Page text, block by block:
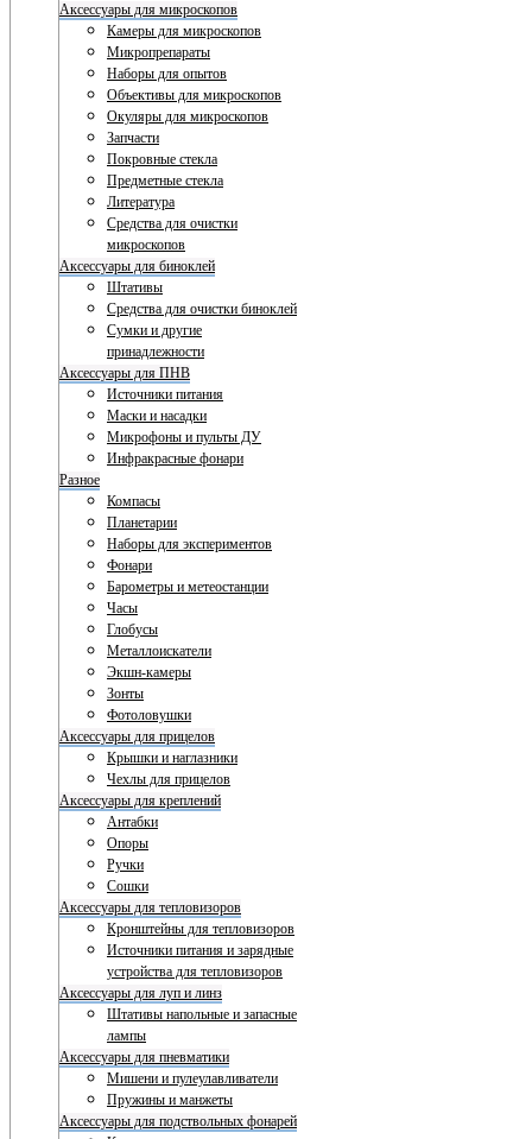
Аксессуары для микроскопов
Камеры для микроскопов
Микропрепараты
Наборы для опытов
Объективы для микроскопов
Окуляры для микроскопов
Запчасти
Покровные стекла
Предметные стекла
Литература
Средства для очистки
микроскопов
Аксессуары для биноклей
Штативы
Средства для очистки биноклей
Сумки и другие
принадлежности
Аксессуары для ПНВ
Источники питания
Маски и насадки
Микрофоны и пульты ДУ
Инфракрасные фонари
Разное
Компасы
Планетарии
Наборы для экспериментов
Фонари
Барометры и метеостанции
Часы
Глобусы
Металлоискатели
Экшн-камеры
Зонты
Фотоловушки
Аксессуары для прицелов
Крышки и наглазники
Чехлы для прицелов
Аксессуары для креплений
Антабки
Опоры
Ручки
Сошки
Аксессуары для тепловизоров
Кронштейны для тепловизоров
Источники питания и зарядные
устройства для тепловизоров
Аксессуары для луп и линз
Штативы напольные и запасные
лампы
Аксессуары для пневматики
Мишени и пулеулавливатели
Пружины и манжеты
Аксессуары для подствольных фонарей